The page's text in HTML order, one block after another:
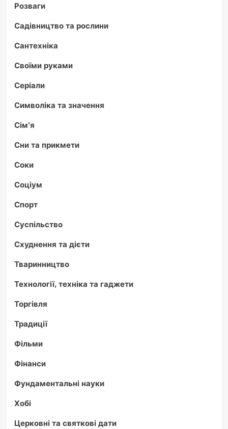
Розваги
Садівництво та рослини
Сантехніка
Своїми руками
Серіали
Символіка та значення
Сім'я
Сни та прикмети
Соки
Соціум
Спорт
Суспільство
Схуднення та дієти
Тваринництво
Технології, техніка та гаджети
Торгівля
Традиції
Фільми
Фінанси
Фундаментальні науки
Хобі
Церковні та святкові дати